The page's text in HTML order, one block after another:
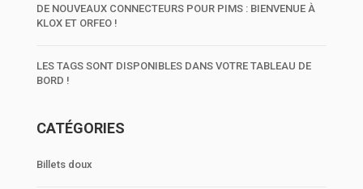
DE NOUVEAUX CONNECTEURS POUR PIMS : BIENVENUE À
KLOX ET ORFEO !
LES TAGS SONT DISPONIBLES DANS VOTRE TABLEAU DE
BORD !
CATÉGORIES
Billets doux